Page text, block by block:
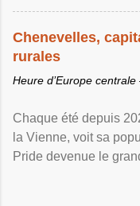
Chenevelles,
rurales
Heure d’Europe centrale
Chaque été depuis
la Vienne, voit sa
Pride devenue le